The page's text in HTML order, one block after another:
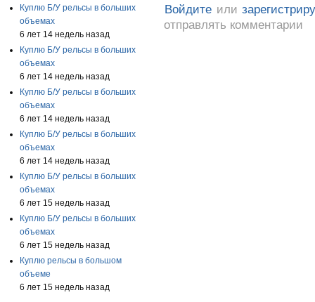
Куплю Б/У рельсы в больших
объемах
6 лет 14 недель назад
Куплю Б/У рельсы в больших
объемах
6 лет 14 недель назад
Куплю Б/У рельсы в больших
объемах
6 лет 14 недель назад
Куплю Б/У рельсы в больших
объемах
6 лет 14 недель назад
Куплю Б/У рельсы в больших
объемах
6 лет 15 недель назад
Куплю Б/У рельсы в больших
объемах
6 лет 15 недель назад
Куплю рельсы в большом
объеме
6 лет 15 недель назад
Войдите или
отправлять комментарии